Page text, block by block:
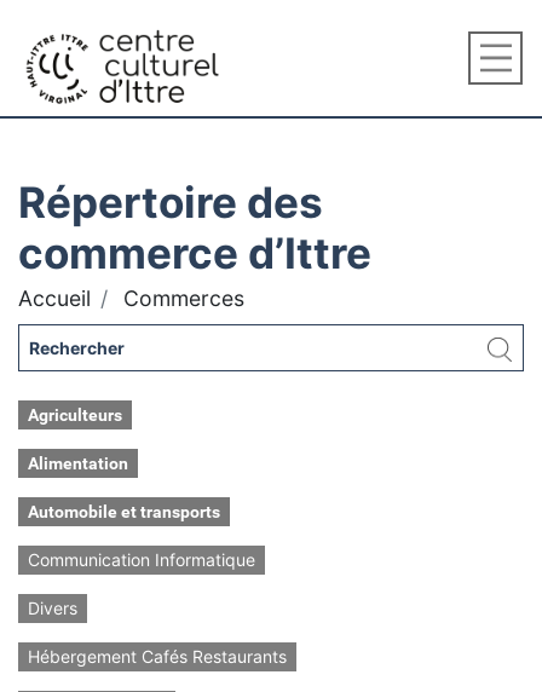
Répertoire des
commerce d’Ittre
Accueil Commerces
Agriculteurs
Alimentation
Automobile et transports
Communication Informatique
Divers
Hébergement Cafés Restaurants